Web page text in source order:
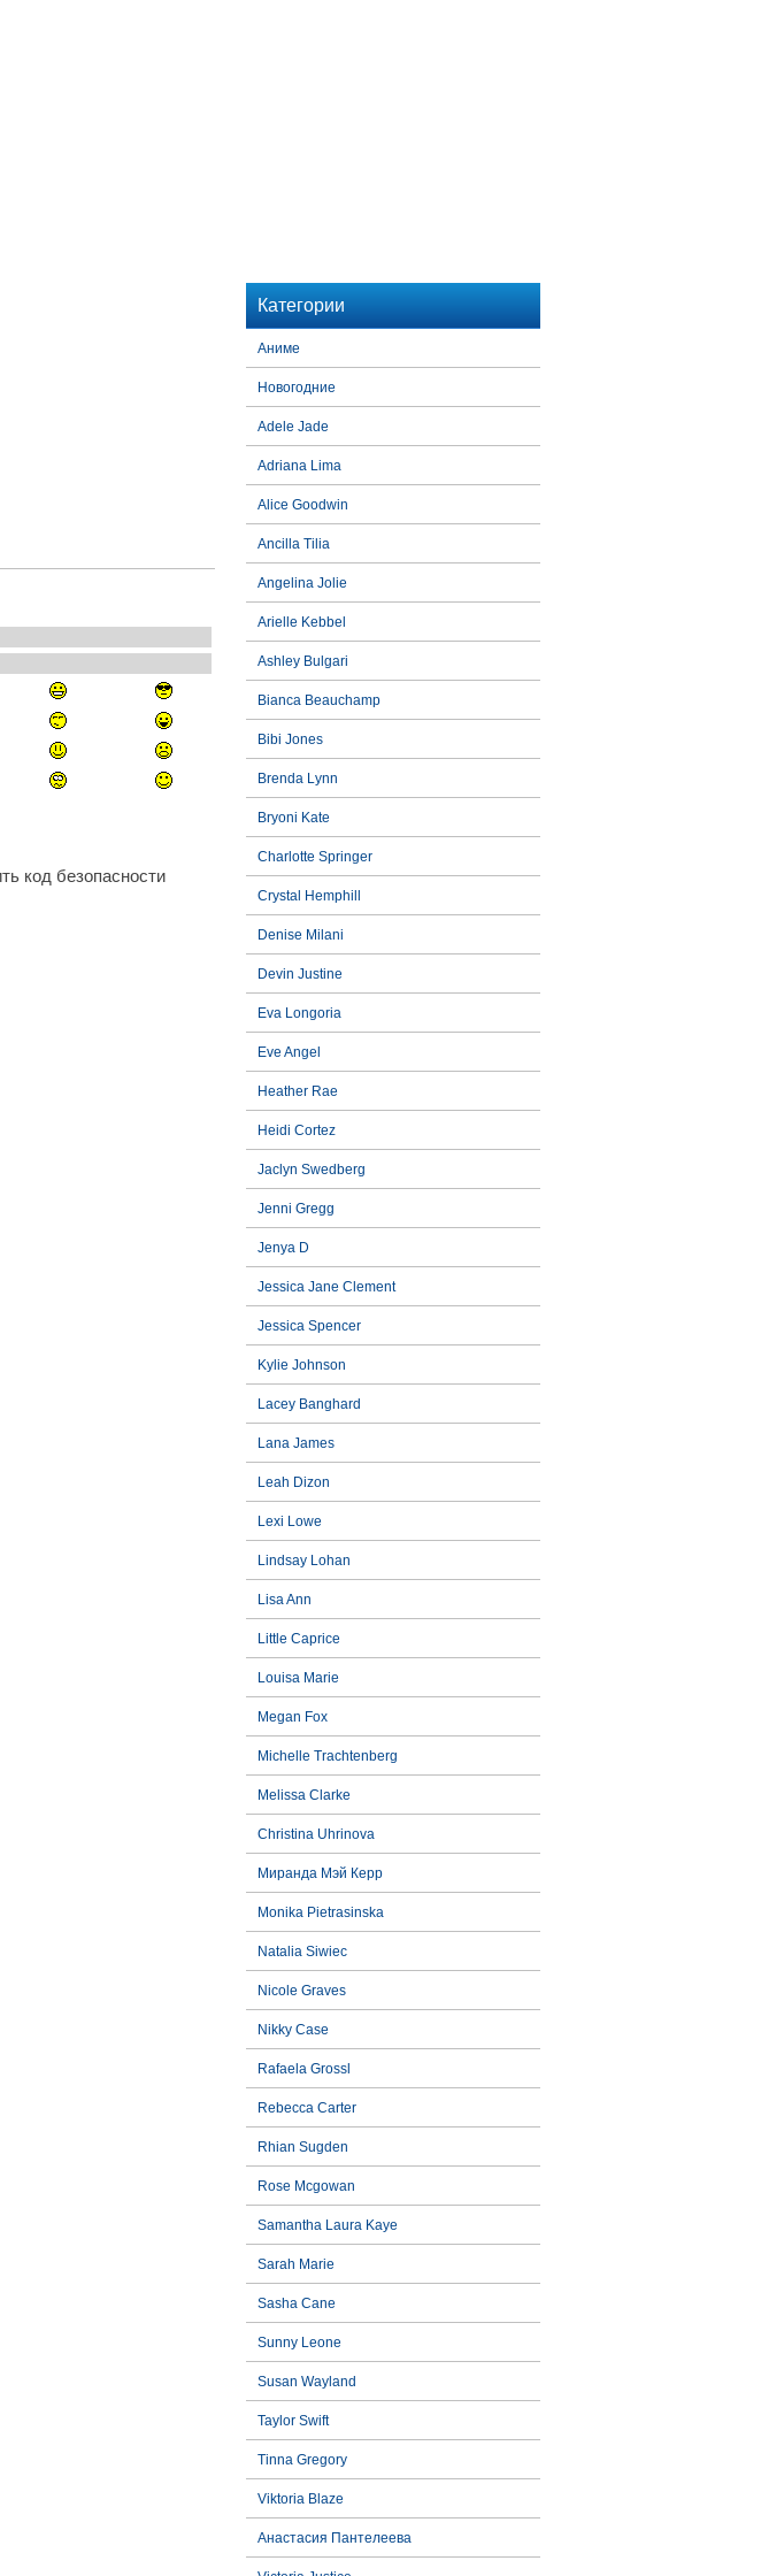
Категории
Аниме
Новогодние
Adele Jade
Adriana Lima
Alice Goodwin
Ancilla Tilia
Angelina Jolie
Arielle Kebbel
Ashley Bulgari
Bianca Beauchamp
Bibi Jones
Brenda Lynn
Bryoni Kate
Charlotte Springer
Crystal Hemphill
Denise Milani
Devin Justine
Eva Longoria
Eve Angel
Heather Rae
Heidi Cortez
Jaclyn Swedberg
Jenni Gregg
Jenya D
Jessica Jane Clement
Jessica Spencer
Kylie Johnson
Lacey Banghard
Lana James
Leah Dizon
Lexi Lowe
Lindsay Lohan
Lisa Ann
Little Caprice
Louisa Marie
Megan Fox
Michelle Trachtenberg
Melissa Clarke
Christina Uhrinova
Миранда Мэй Керр
Monika Pietrasinska
Natalia Siwiec
Nicole Graves
Nikky Case
Rafaela Grossl
Rebecca Carter
Rhian Sugden
Rose Mcgowan
Samantha Laura Kaye
Sarah Marie
Sasha Cane
Sunny Leone
Susan Wayland
Taylor Swift
Tinna Gregory
Viktoria Blaze
Анастасия Пантелеева